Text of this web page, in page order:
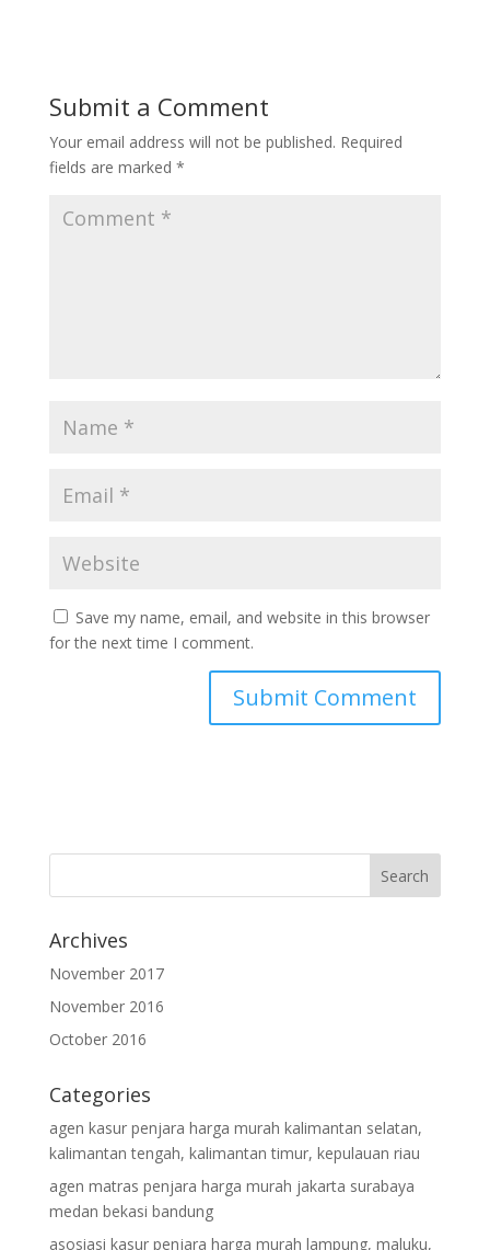
Submit a Comment
Your email address will not be published. Required
fields are marked *
Save my name, email, and website in this browser
for the next time I comment.
Archives
November 2017
November 2016
October 2016
Categories
agen kasur penjara harga murah kalimantan selatan,
kalimantan tengah, kalimantan timur, kepulauan riau
agen matras penjara harga murah jakarta surabaya
medan bekasi bandung
asosiasi kasur penjara harga murah lampung, maluku,